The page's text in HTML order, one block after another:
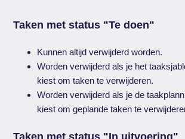
Taken met status "Te doen"
Kunnen altijd verwijderd worden.
Worden verwijderd als je het
kiest om taken te verwijderen.
Worden verwijderd als je de
kiest om geplande taken te
Taken met status "In uitvoering"